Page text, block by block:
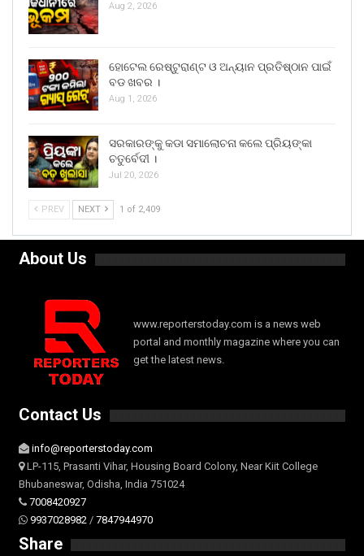
Aug 2, 2026
ହୋଟେଲ ରେଷ୍ଟୁରାଣ୍ଟ ଓ ଅନ୍ୟାନ ପ୍ରତିଷ୍ଠାନ ପାଇଁ
ବଡ ଖବର ।
Aug 1, 2026
ସରକାରଙ୍କୁ କଡା ସମାଲୋଚନା କଲେ ପ୍ରିୟଙ୍କା
ଚତୁର୍ବେଦୀ ।
Jul 20, 2026
PREV NEXT 1 of 2,409
About Us
www.reporterstoday.com is a news web
portal and monthly magazine where you can
get the latest news.
Contact Us
info@reporterstoday.com
LP-115, Prasanti Vihar, Housing Board Colony, Near Kiit College
Bhubaneswar, Odisha, India 751024
7008420927
9937028982 / 7847944970
Share